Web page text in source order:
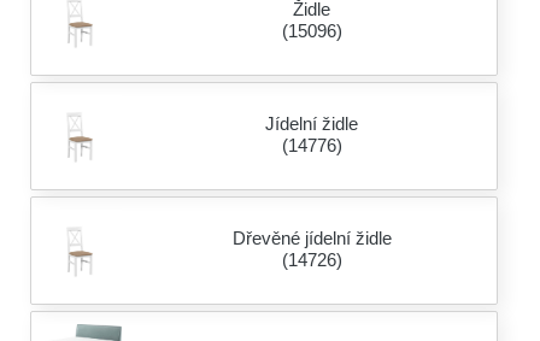
Židle
(15096)
Jídelní židle
(14776)
Dřevěné jídelní židle
(14726)